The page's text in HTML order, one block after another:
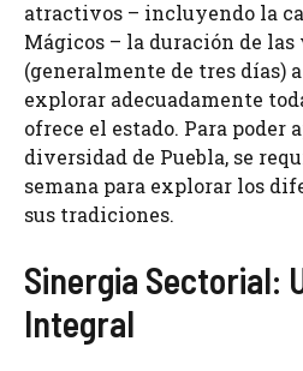
atractivos – incluyendo la
Mágicos – la duración de
(generalmente de tres días)
explorar adecuadamente
ofrece el estado. Para poder
diversidad de Puebla, se
semana para explorar los
sus tradiciones.
Sinergia Sectorial:
Integral